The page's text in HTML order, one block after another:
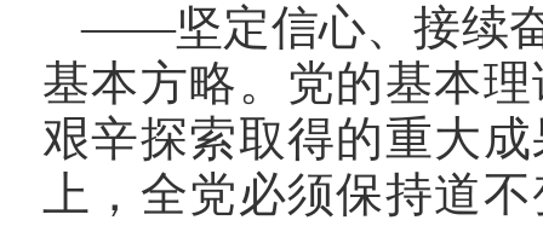
——坚定信心、接续
基本方略。党的基本
艰辛探索取得的重大
上，全党必须保持道